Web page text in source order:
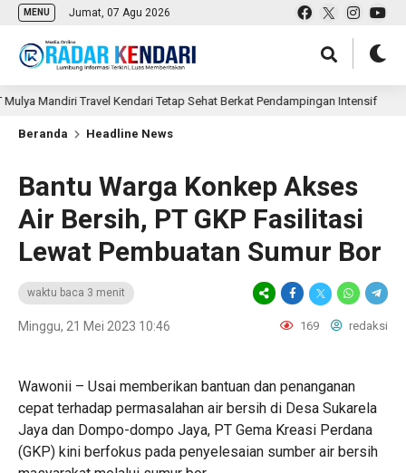
MENU Jumat, 07 Agu 2026
Travel Kendari Tetap Sehat Berkat Pendampingan Intensif
Beranda Headline News
Bantu Warga Konkep Akses
Air Bersih, PT GKP Fasilitasi
Lewat Pembuatan Sumur Bor
waktu baca 3 menit
Minggu, 21 Mei 2023 10:46 169 redaksi
Wawonii – Usai memberikan bantuan dan penanganan
cepat terhadap permasalahan air bersih di Desa Sukarela
Jaya dan Dompo-dompo Jaya, PT Gema Kreasi Perdana
(GKP) kini berfokus pada penyelesaian sumber air bersih